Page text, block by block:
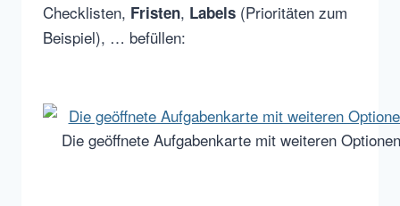
Checklisten, Fristen, Labels (Prioritäten zum
Beispiel), … befüllen:
Die geöffnete Aufgabenkarte mit weiteren